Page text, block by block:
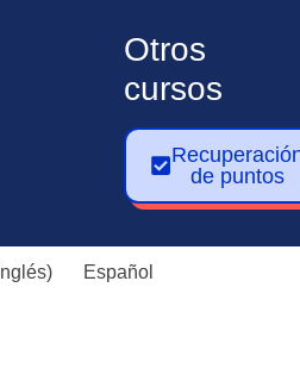
Otros
cursos
de puntos
Inglés) Español